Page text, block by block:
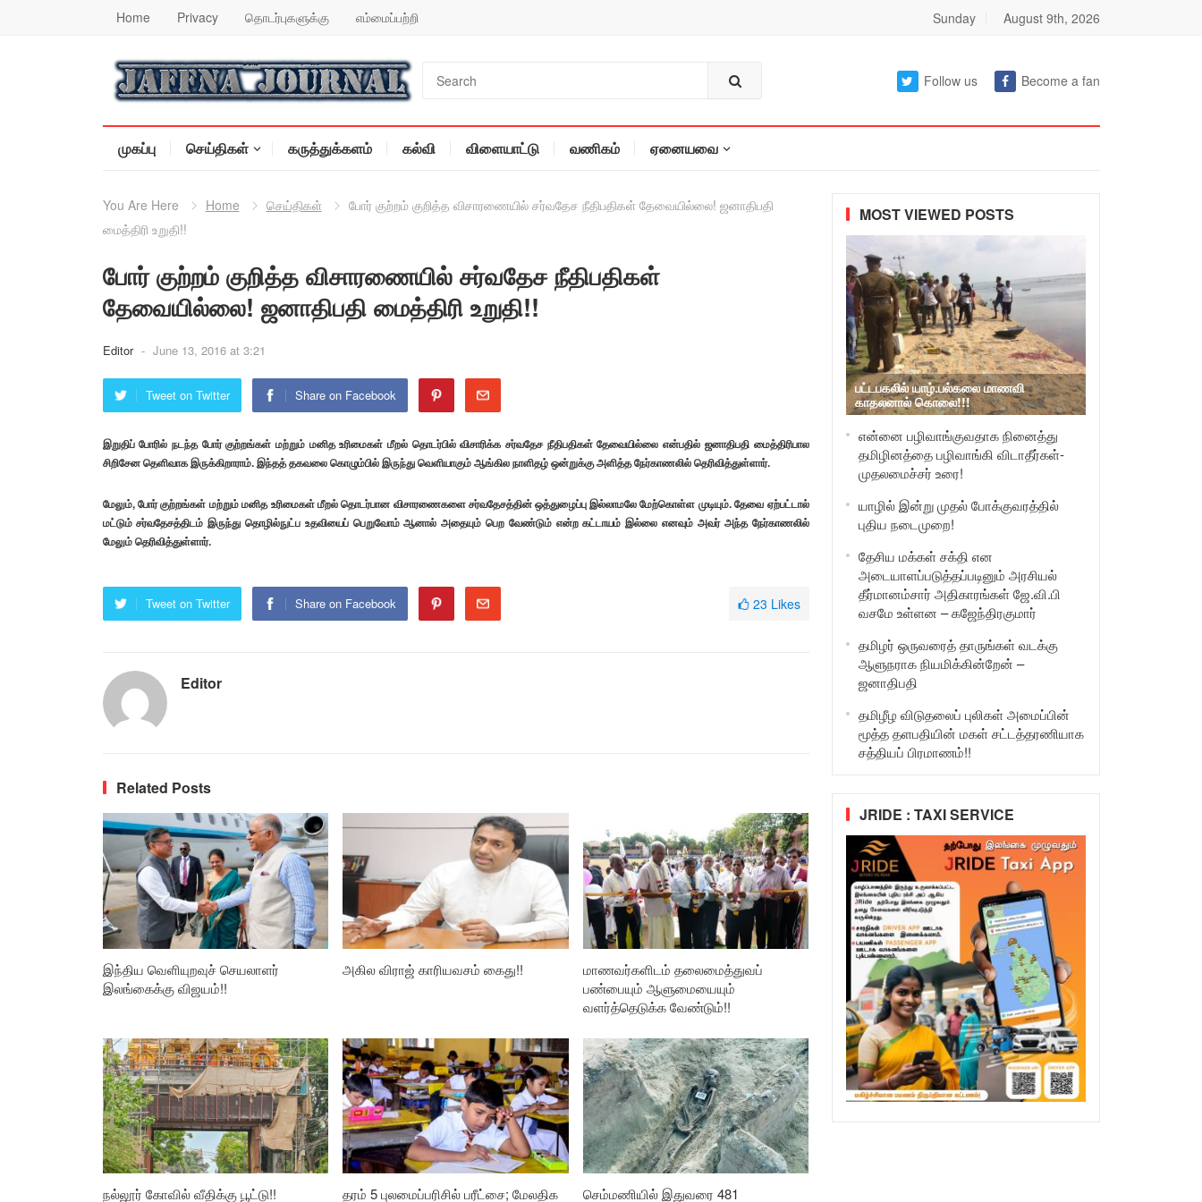
Home Privacy தொடர்புகளுக்கு எம்மைப்பற்றி Sunday August 9th, 2026
Follow us Become a fan
முகப்பு செய்திகள் கருத்துக்களம் கல்வி விளையாட்டு வணிகம் ஏனையவை
You Are Here Home செய்திகள்
போர் குற்றம் குறித்த விசாரணையில் சர்வதேச நீதிபதிகள் தேவையில்லை! ஜனாதிபதி
மைத்திரி உறுதி!!
போர் குற்றம் குறித்த விசாரணையில் சர்வதேச நீதிபதிகள்
தேவையில்லை! ஜனாதிபதி மைத்திரி உறுதி!!
Editor - June 13, 2016 at 3:21
Tweet on Twitter Share on Facebook
இறுதிப் போரில் நடந்த போர் குற்றங்கள் மற்றும் மனித உரிமைகள் மீறல் தொடர்பில் விசாரிக்க சர்வதேச நீதிபதிகள் தேவையில்லை என்பதில் ஜனாதிபதி மைத்திரிபால
சிறிசேன தெளிவாக இருக்கிறாராம். இந்தத் தகவலை கொழும்பில் இருந்து வெளியாகும் ஆங்கில நாளிதழ் ஒன்றுக்கு அளித்த நேர்காணலில் தெரிவித்துள்ளார்.
மேலும், போர் குற்றங்கள் மற்றும் மனித உரிமைகள் மீறல் தொடர்பான விசாரணைகளை சர்வதேசத்தின் ஒத்துழைப்பு இல்லாமலே மேற்கொள்ள முடியும். தேவை ஏற்பட்டால்
மட்டும் சர்வதேசத்திடம் இருந்து தொழில்நுட்ப உதவியைப் பெறுவோம் ஆனால் அதையும் பெற வேண்டும் என்ற கட்டாயம் இல்லை எனவும் அவர் அந்த நேர்காணலில்
மேலும் தெரிவித்துள்ளார்.
Tweet on Twitter Share on Facebook 23 Likes
Editor
Related Posts
இந்திய வெளியுறவுச் செயலாளர்
இலங்கைக்கு விஜயம்!!
அகில விராஜ் காரியவசம் கைது!!
மாணவர்களிடம் தலைமைத்துவப்
பண்பையும் ஆளுமையையும்
வளர்த்தெடுக்க வேண்டும்!!
நல்லூர் கோவில் வீதிக்கு பூட்டு!! தரம் 5 புலமைப்பரிசில் பரீட்சை; மேலதிக செம்மணியில் இதுவரை 481
MOST VIEWED POSTS
பட்டபகலில் யாழ்.பல்கலை மாணவி
காதலனால் கொலை!!!
என்னை பழிவாங்குவதாக நினைத்து
தமிழினத்தை பழிவாங்கி விடாதீர்கள்-
முதலமைச்சர் உரை!
யாழில் இன்று முதல் போக்குவரத்தில்
புதிய நடைமுறை!
தேசிய மக்கள் சக்தி என
அடையாளப்படுத்தப்படினும் அரசியல்
தீர்மானம்சார் அதிகாரங்கள் ஜே.வி.பி
வசமே உள்ளன – கஜேந்திரகுமார்
தமிழர் ஒருவரைத் தாருங்கள் வடக்கு
ஆளுநராக நியமிக்கின்றேன் –
ஜனாதிபதி
தமிழீழ விடுதலைப் புலிகள் அமைப்பின்
மூத்த தளபதியின் மகள் சட்டத்தரணியாக
சத்தியப் பிரமாணம்!!
JRIDE : TAXI SERVICE